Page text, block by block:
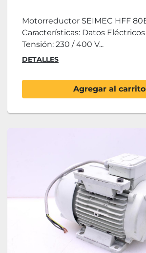
Motorreductor SEIMEC HFF
Características: Datos
Tensión: 230 / 400 V...
DETALLES
Agregar al carrito